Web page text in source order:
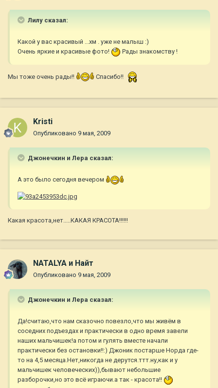
Лилу сказал:
Какой у вас красивый ...хм . уже не малыш :)
Очень яркие и красивые фото!
Рады знакомству !
Мы тоже очень рады!! Спасибо!!
Kristi
Опубликовано 9 мая, 2009
Джонечкин и Лера сказал:
А это было сегодня вечером
Какая красота,нет.....КАКАЯ КРАСОТА!!!!!!
NATALYA и Найт
Опубликовано 9 мая, 2009
Джонечкин и Лера сказал:
Да!считаю,что нам сказочно повезло,что мы живём в
соседних подъездах и практически в одно время завели
наших мальчишек!а потом и гулять вместе начали
практически без остановки!!:) Джоник постарше Норда где-
то на 4,5 месяца.Нет,никогда не дерутся.ттт.ну,как и у
мальчишек человеческих)),бывают небольшие
разборочки,но это всё играючи.а так - красота!!